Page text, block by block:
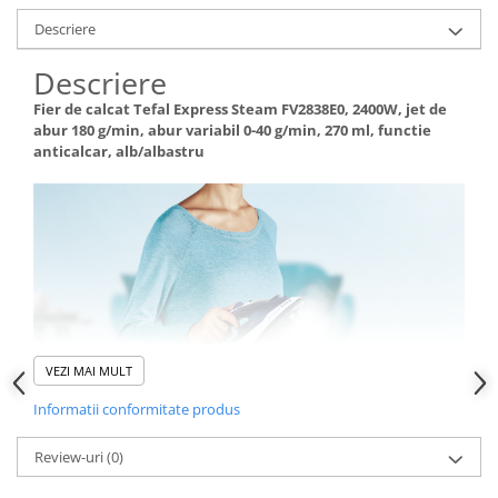
Descriere
Descriere
Fier de calcat Tefal Express Steam FV2838E0, 2400W, jet de
abur 180 g/min, abur variabil 0-40 g/min, 270 ml, functie
anticalcar, alb/albastru
Sesiuni de calcat rapide si usoara*
VEZI MAI MULT
Informatii conformitate produs
Review-uri(0)